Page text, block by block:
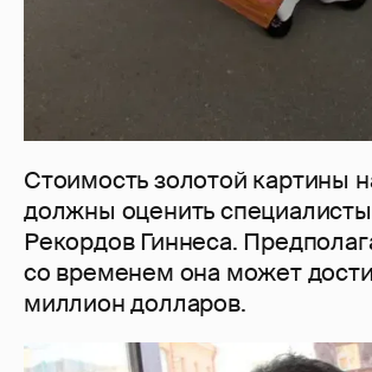
Стоимость золотой картины
должны оценить
Рекордов Гиннеса.
со временем она может
миллион долларов.